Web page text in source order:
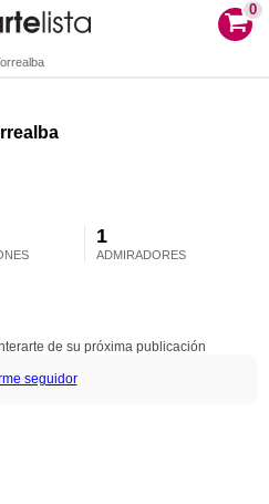
0
1
ADMIRADORES
de su próxima publicación
seguidor